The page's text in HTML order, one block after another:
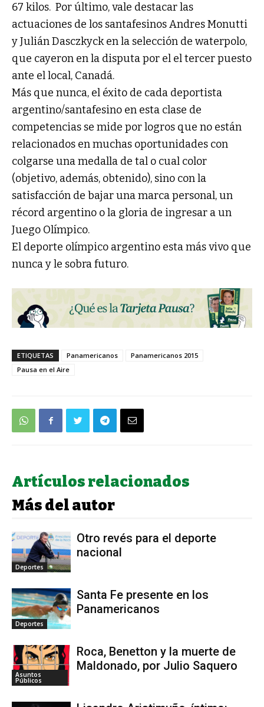
67 kilos. Por último, vale destacar las
actuaciones de los santafesinos Andres Monutti
y Julián Dasczkyck en la selección de waterpolo,
que cayeron en la disputa por el el tercer puesto
ante el local, Canadá.
Más que nunca, el éxito de cada deportista
argentino/santafesino en esta clase de
competencias se mide por logros que no están
relacionados en muchas oportunidades con
colgarse una medalla de tal o cual color
(objetivo, además, obtenido), sino con la
satisfacción de bajar una marca personal, un
récord argentino o la gloria de ingresar a un
Juego Olímpico.
El deporte olímpico argentino esta más vivo que
nunca y le sobra futuro.
ETIQUETAS Panamericanos
Panamericanos 2015
Pausa en el Aire
Artículos relacionados
Más del autor
Deportes
Otro revés para el deporte
nacional
Deportes
Santa Fe presente en los
Panamericanos
Asuntos
Públicos
Roca, Benetton y la muerte de
Maldonado, por Julio Saquero